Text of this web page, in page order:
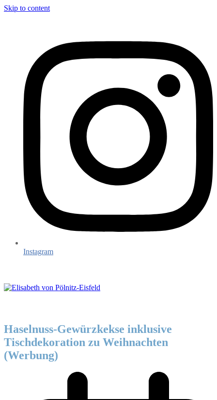
Skip to content
Instagram
Haselnuss-Gewürzkekse inklusive
Tischdekoration zu Weihnachten
(Werbung)